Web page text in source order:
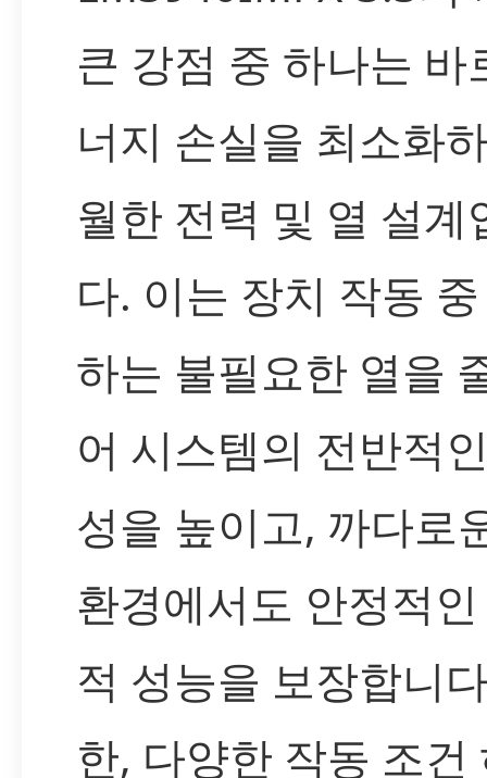
큰 강점 중 하나는 바
너지 손실을 최소화
월한 전력 및 열 설계
다. 이는 장치 작동
하는 불필요한 열을
어 시스템의 전반적
성을 높이고, 까다로
환경에서도 안정적
적 성능을 보장합니
한, 다양한 작동 조건